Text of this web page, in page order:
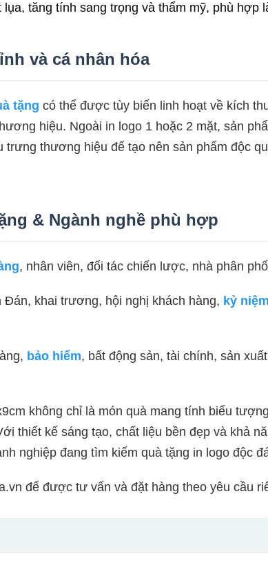
lụa, tăng tính sang trọng và thẩm mỹ, phù hợp
và cá nhân hóa
tặng có thể được tùy biến linh hoạt về kích
hiệu. Ngoài in logo 1 hoặc 2 mặt, sản
trưng thương hiệu để tạo nên sản phẩm độc
& Ngành nghề phù hợp
, nhân viên, đối tác chiến lược, nhà phân
Đán, khai trương, hội nghị khách hàng, kỷ
bảo hiểm, bất động sản, tài chính, sản
không chỉ là món quà mang tính biểu
thiết kế sáng tạo, chất liệu bền đẹp và khả
nghiệp đang tìm kiếm quà tặng in logo độc
để được tư vấn và đặt hàng theo yêu cầu